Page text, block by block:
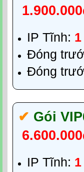
IP Tĩnh: 1
Đóng
Đóng
✔‎ Gói
IP Tĩnh: 1